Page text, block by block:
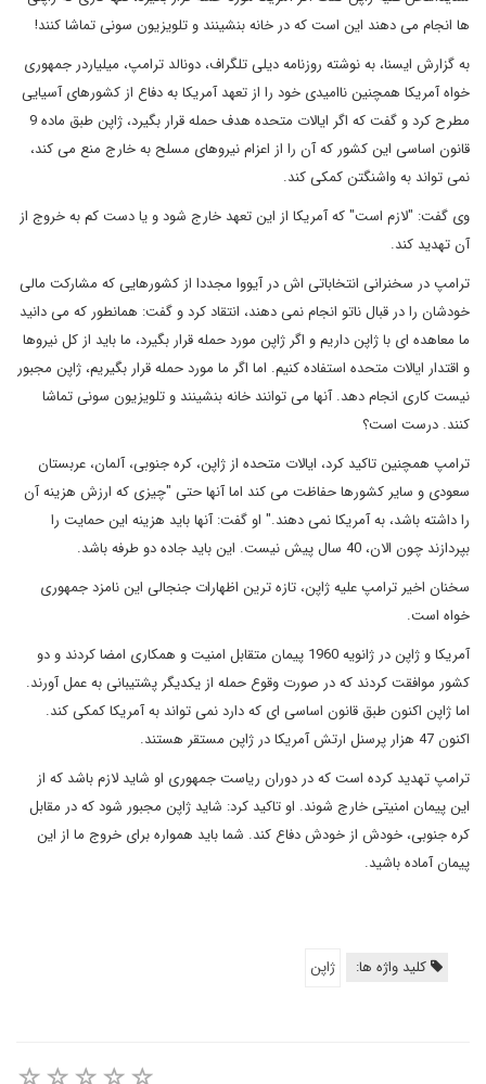
ها انجام می دهند این است که در خانه بنشینند و تلویزیون سونی تماشا کنند!
به گزارش ایسنا، به نوشته روزنامه دیلی تلگراف، دونالد ترامپ، میلیاردر جمهوری
خواه آمریکا همچنین ناامیدی خود را از تعهد آمریکا به دفاع از کشورهای آسیایی
مطرح کرد و گفت که اگر ایالات متحده هدف حمله قرار بگیرد، ژاپن طبق ماده 9
قانون اساسی این کشور که آن را از اعزام نیروهای مسلح به خارج منع می کند،
نمی تواند به واشنگتن کمکی کند.
وی گفت: "لازم است" که آمریکا از این تعهد خارج شود و یا دست کم به خروج از
آن تهدید کند.
ترامپ در سخنرانی انتخاباتی اش در آیووا مجددا از کشورهایی که مشارکت مالی
خودشان را در قبال ناتو انجام نمی دهند، انتقاد کرد و گفت: همانطور که می دانید
ما معاهده ای با ژاپن داریم و اگر ژاپن مورد حمله قرار بگیرد، ما باید از کل نیروها
و اقتدار ایالات متحده استفاده کنیم. اما اگر ما مورد حمله قرار بگیریم، ژاپن مجبور
نیست کاری انجام دهد. آنها می توانند خانه بنشینند و تلویزیون سونی تماشا
کنند. درست است؟
ترامپ همچنین تاکید کرد، ایالات متحده از ژاپن، کره جنوبی، آلمان، عربستان
سعودی و سایر کشورها حفاظت می کند اما آنها حتی "چیزی که ارزش هزینه آن
را داشته باشد، به آمریکا نمی دهند." او گفت: آنها باید هزینه این حمایت را
بپردازند چون الان، 40 سال پیش نیست. این باید جاده دو طرفه باشد.
سخنان اخیر ترامپ علیه ژاپن، تازه ترین اظهارات جنجالی این نامزد جمهوری
خواه است.
آمریکا و ژاپن در ژانویه 1960 پیمان متقابل امنیت و همکاری امضا کردند و دو
کشور موافقت کردند که در صورت وقوع حمله از یکدیگر پشتیبانی به عمل آورند.
اما ژاپن اکنون طبق قانون اساسی ای که دارد نمی تواند به آمریکا کمکی کند.
اکنون 47 هزار پرسنل ارتش آمریکا در ژاپن مستقر هستند.
ترامپ تهدید کرده است که در دوران ریاست جمهوری او شاید لازم باشد که از
این پیمان امنیتی خارج شوند. او تاکید کرد: شاید ژاپن مجبور شود که در مقابل
کره جنوبی، خودش از خودش دفاع کند. شما باید همواره برای خروج ما از این
پیمان آماده باشید.
کلید واژه ها: ژاپن